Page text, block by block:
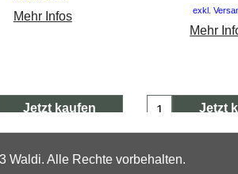
Mehr Infos
Jetzt kaufen
exkl.
Mehr
Jetzt
Waldi. Alle Rechte vorbehalten.